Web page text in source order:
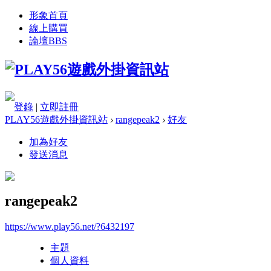
形象首頁
線上購買
論壇BBS
登錄 | 立即註冊
PLAY56遊戲外掛資訊站 › rangepeak2 › 好友
加為好友
發送消息
rangepeak2
https://www.play56.net/?6432197
主題
個人資料